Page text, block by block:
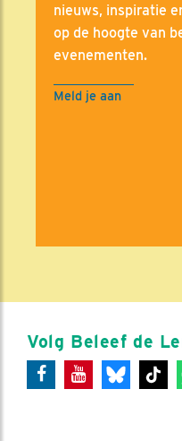
nieuws, inspiratie
op de hoogte van
evenementen.
Meld je aan
Volg Beleef de